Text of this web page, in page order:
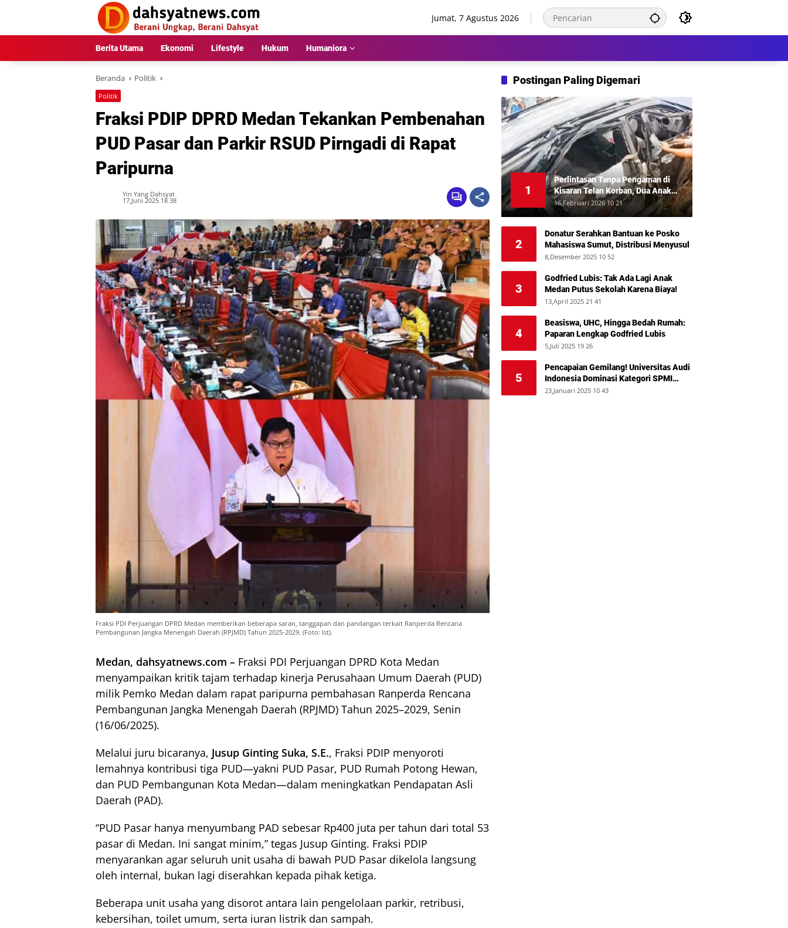
Jumat, 7 Agustus 2026
Berita Utama Ekonomi Lifestyle Hukum Humaniora
Beranda Politik
Politik
Fraksi PDIP DPRD Medan Tekankan Pembenahan
PUD Pasar dan Parkir RSUD Pirngadi di Rapat
Paripurna
Yin Yang Dahsyat
17,Juni 2025 18 38
Fraksi PDI Perjuangan DPRD Medan memberikan beberapa saran, tanggapan dan pandangan terkait Ranperda Rencana
Pembangunan Jangka Menengah Daerah (RPJMD) Tahun 2025-2029. (Foto: Ist).
Medan, dahsyatnews.com – Fraksi PDI Perjuangan DPRD Kota Medan
menyampaikan kritik tajam terhadap kinerja Perusahaan Umum Daerah (PUD)
milik Pemko Medan dalam rapat paripurna pembahasan Ranperda Rencana
Pembangunan Jangka Menengah Daerah (RPJMD) Tahun 2025–2029, Senin
(16/06/2025).
Melalui juru bicaranya, Jusup Ginting Suka, S.E., Fraksi PDIP menyoroti
lemahnya kontribusi tiga PUD—yakni PUD Pasar, PUD Rumah Potong Hewan,
dan PUD Pembangunan Kota Medan—dalam meningkatkan Pendapatan Asli
Daerah (PAD).
“PUD Pasar hanya menyumbang PAD sebesar Rp400 juta per tahun dari total 53
pasar di Medan. Ini sangat minim,” tegas Jusup Ginting. Fraksi PDIP
menyarankan agar seluruh unit usaha di bawah PUD Pasar dikelola langsung
oleh internal, bukan lagi diserahkan kepada pihak ketiga.
Beberapa unit usaha yang disorot antara lain pengelolaan parkir, retribusi,
kebersihan, toilet umum, serta iuran listrik dan sampah.
Postingan Paling Digemari
1
Perlintasan Tanpa Pengaman di
Kisaran Telan Korban, Dua Anak
Meninggal Disambar KA Putri Deli
16,Februari 2026 10 21
2
Donatur Serahkan Bantuan ke Posko
Mahasiswa Sumut, Distribusi Menyusul
8,Desember 2025 10 52
3
Godfried Lubis: Tak Ada Lagi Anak
Medan Putus Sekolah Karena Biaya!
13,April 2025 21 41
4
Beasiswa, UHC, Hingga Bedah Rumah:
Paparan Lengkap Godfried Lubis
5,Juli 2025 19 26
5
Pencapaian Gemilang! Universitas Audi
Indonesia Dominasi Kategori SPMI
Terbaik 2024
23,Januari 2025 10 43